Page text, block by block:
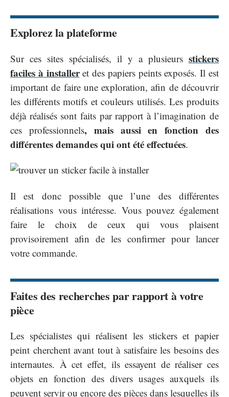
Explorez la plateforme
Sur ces sites spécialisés, il y a plusieurs stickers
faciles à installeret des papiers peints exposés. Il est
important de faire une exploration, afin de découvrir
les différents motifs et couleurs utilisés. Les produits
déjà réalisés sont faits par rapport à l’imagination de
ces professionnels, mais aussi en fonction des
différentes demandes qui ont été effectuées.
Il est donc possible que l’une des différentes
réalisations vous intéresse. Vous pouvez également
faire le choix de ceux qui vous plaisent
provisoirement afin de les confirmer pour lancer
votre commande.
Faites des recherches par rapport à votre
pièce
Les spécialistes qui réalisent les stickers et papier
peint cherchent avant tout à satisfaire les besoins des
internautes. À cet effet, ils essayent de réaliser ces
objets en fonction des divers usages auxquels ils
peuvent servir ou encore des pièces dans lesquelles ils